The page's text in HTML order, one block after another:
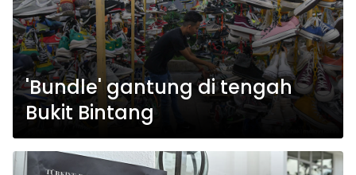
'Bundle' gantung di tengah
Bukit Bintang